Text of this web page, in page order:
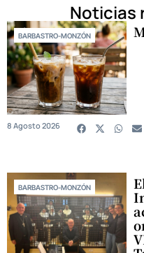
Noticias
BARBASTRO-MONZÓN
8 Agosto 2026
BARBASTRO-MONZÓN